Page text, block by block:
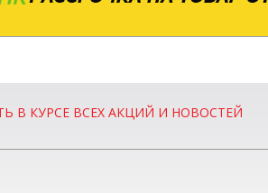
В КУРСЕ ВСЕХ АКЦИЙ И НОВОСТЕЙ